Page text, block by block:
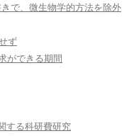
で、微生物学的方法を除外
ず
ができる期間
する科研費研究